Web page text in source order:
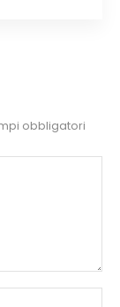
obbligatori